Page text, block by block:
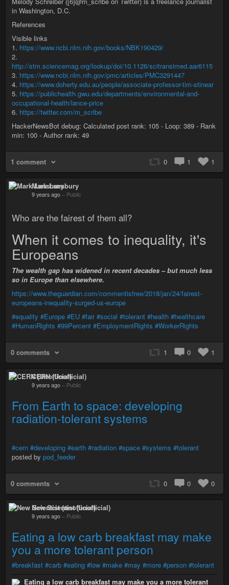
in Washington, D.C.
References
Visible links
1. https://www.ncbi.nlm.nih.gov/books/NBK190429/
2.
http://stm.sciencemag.org/lookup/doi/10.1126/scitranslmed.aar6115
3. https://www.ncbi.nlm.nih.gov/pmc/articles/PMC3291447
4. https://www.doherty.edu.au/people/associate-professor-tim-stinear
5. https://publichealth.gwu.edu/departments/environmental-and-
occupational-health/lance-price
6. https://twitter.com/m_scribe
HackerNewsBot debug: Calculated post rank: 105 - Loop: 389 - Rank
min: 100 - Author rank: 49
1 comment 0 1 1
Mark Lansbury
9 years ago – Public
Who are the fairest of them all?
When it comes to inequality, it's
Europeans
The wealth gap has widened in recent decades – but much less
so in Europe than elsewhere.
https://www.theguardian.com/commentisfree/2018/jan/24/fairest-
europeans-inequality-surged-us-europe
#equality #Europe #EU #fair #social #tolerant #health #healthcare
#HumanRights #99Percent #EmploymentRights #WorkerRights
0 comments 1 0 1
CERN (Unofficial)
9 years ago – Public
From Earth to space: developing
radiation-tolerant systems
#cern #developing #earth #radiation #space #systems #tolerant
posted by pod_feeder
0 comments 0 0 0
New Scientist (unofficial)
9 years ago – Public
Eating a low carb breakfast may make
you a more tolerant person
#breakfast #carb #eating #low #make #may #more #person #tolerant
Eating a low carb breakfast may make you a more tolerant